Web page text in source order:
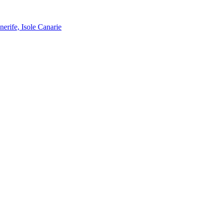
Isole Canarie